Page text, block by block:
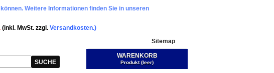
Weitere Informationen finden Sie in unseren
(inkl. MwSt. zzgl. Versandkosten.)
Sitemap
Warenkorb:(Leer)
WARENKORB
Produkt (leer)